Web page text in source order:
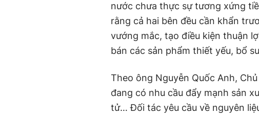
nước chưa thực sự tương xứng
rằng cả hai bên đều cần khẩn
vướng mắc, tạo điều kiện thuận
bán các sản phẩm thiết yếu, bổ
Theo ông Nguyễn Quốc Anh,
đang có nhu cầu đẩy mạnh sản
tử… Đối tác yêu cầu về nguyên